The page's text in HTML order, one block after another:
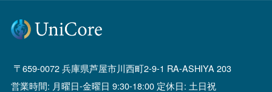
659-0072 兵庫県芦屋市川西町2-9-1 RA-ASHIYA 203
営業時間: 月曜日-金曜日 9:30-18:00 定休日: 土日祝